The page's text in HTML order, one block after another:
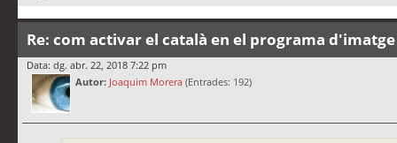
Re: com activar el català en el programa
Data: dg. abr. 22, 2018 7:22 pm
Autor: Joaquim Morera (Entrades: 192)